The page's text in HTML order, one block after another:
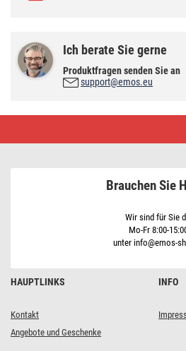
Ich berate Sie gerne
Produktfragen senden Sie an
support@emos.eu
für
HAUPTLINKS
Kontakt
Angebote und Geschenke
INFO
Brauchen Sie
Wir sind für Sie
Mo-Fr 8:00-
unter info@emos-